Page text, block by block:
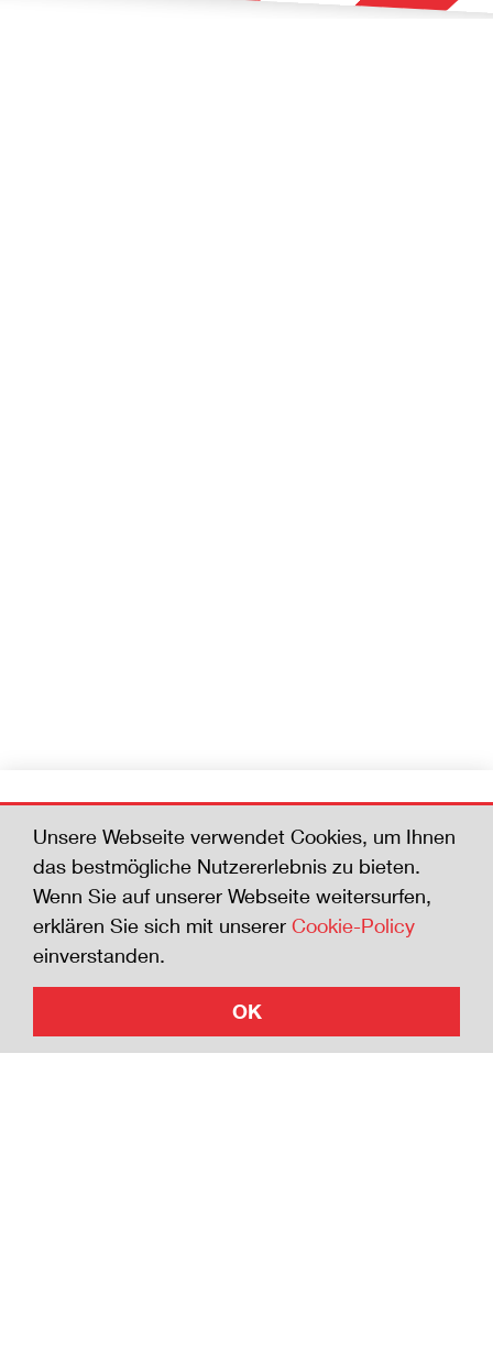
Unsere Webseite verwendet Cookies, um Ihnen
das bestmögliche Nutzererlebnis zu bieten.
Wenn Sie auf unserer Webseite weitersurfen,
erklären Sie sich mit unserer Cookie-Policy
einverstanden.
OK
Werden Sie Mitglied
Helfen Sie mit, die Zahl der Todesfälle zu
senken. Wer der Sicherheits-Charta beitritt
zeigt die Bereitschaft, sich für die Sicherheit
Jetzt beitreten